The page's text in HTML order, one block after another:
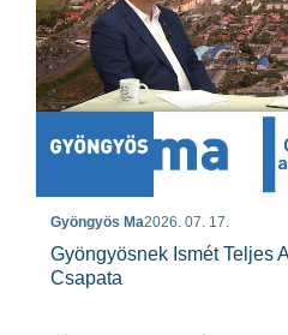
Gyöngyös Ma2026. 07. 17.
Gyöngyösnek Ismét Teljes
Csapata